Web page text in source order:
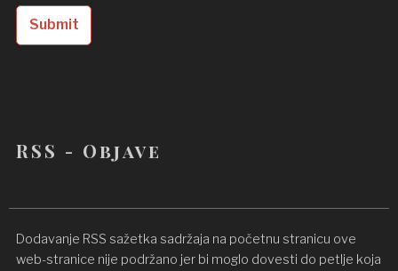
RSS - Objave
Dodavanje RSS sažetka sadržaja na početnu stranicu ove
web-stranice nije podržano jer bi moglo dovesti do petlje koja